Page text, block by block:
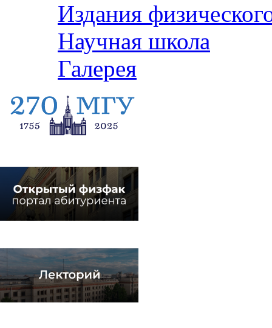
Издания
Научная школа
Галерея